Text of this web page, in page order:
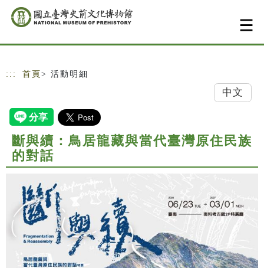
跳到主要內容
網站導覽
::: 首頁 > 活動明細
中文
斷與續：鳥居龍藏與當代臺灣原住民族
的對話